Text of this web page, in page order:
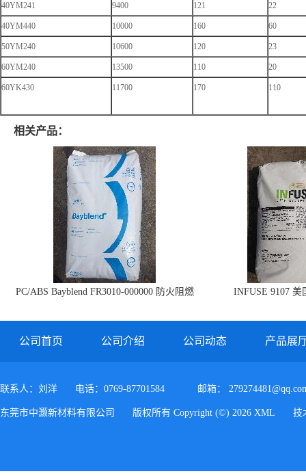
40YM241 9400 121 22
40YM440 10000 160 60
50YM240 10600 120 23
60YM240 13500 110 20
60YK430 11700 170 110
相关产品：
PC/ABS Bayblend FR3010-000000 防火阻燃
INFUSE 9107 美
公司首页 公司介绍 公司动态 产品展
联系人：刘洋 电话：0769-87701584 邮箱：
东莞市中灏新材料有限公司 版权所有 Copyright (©) 2026 XML 技